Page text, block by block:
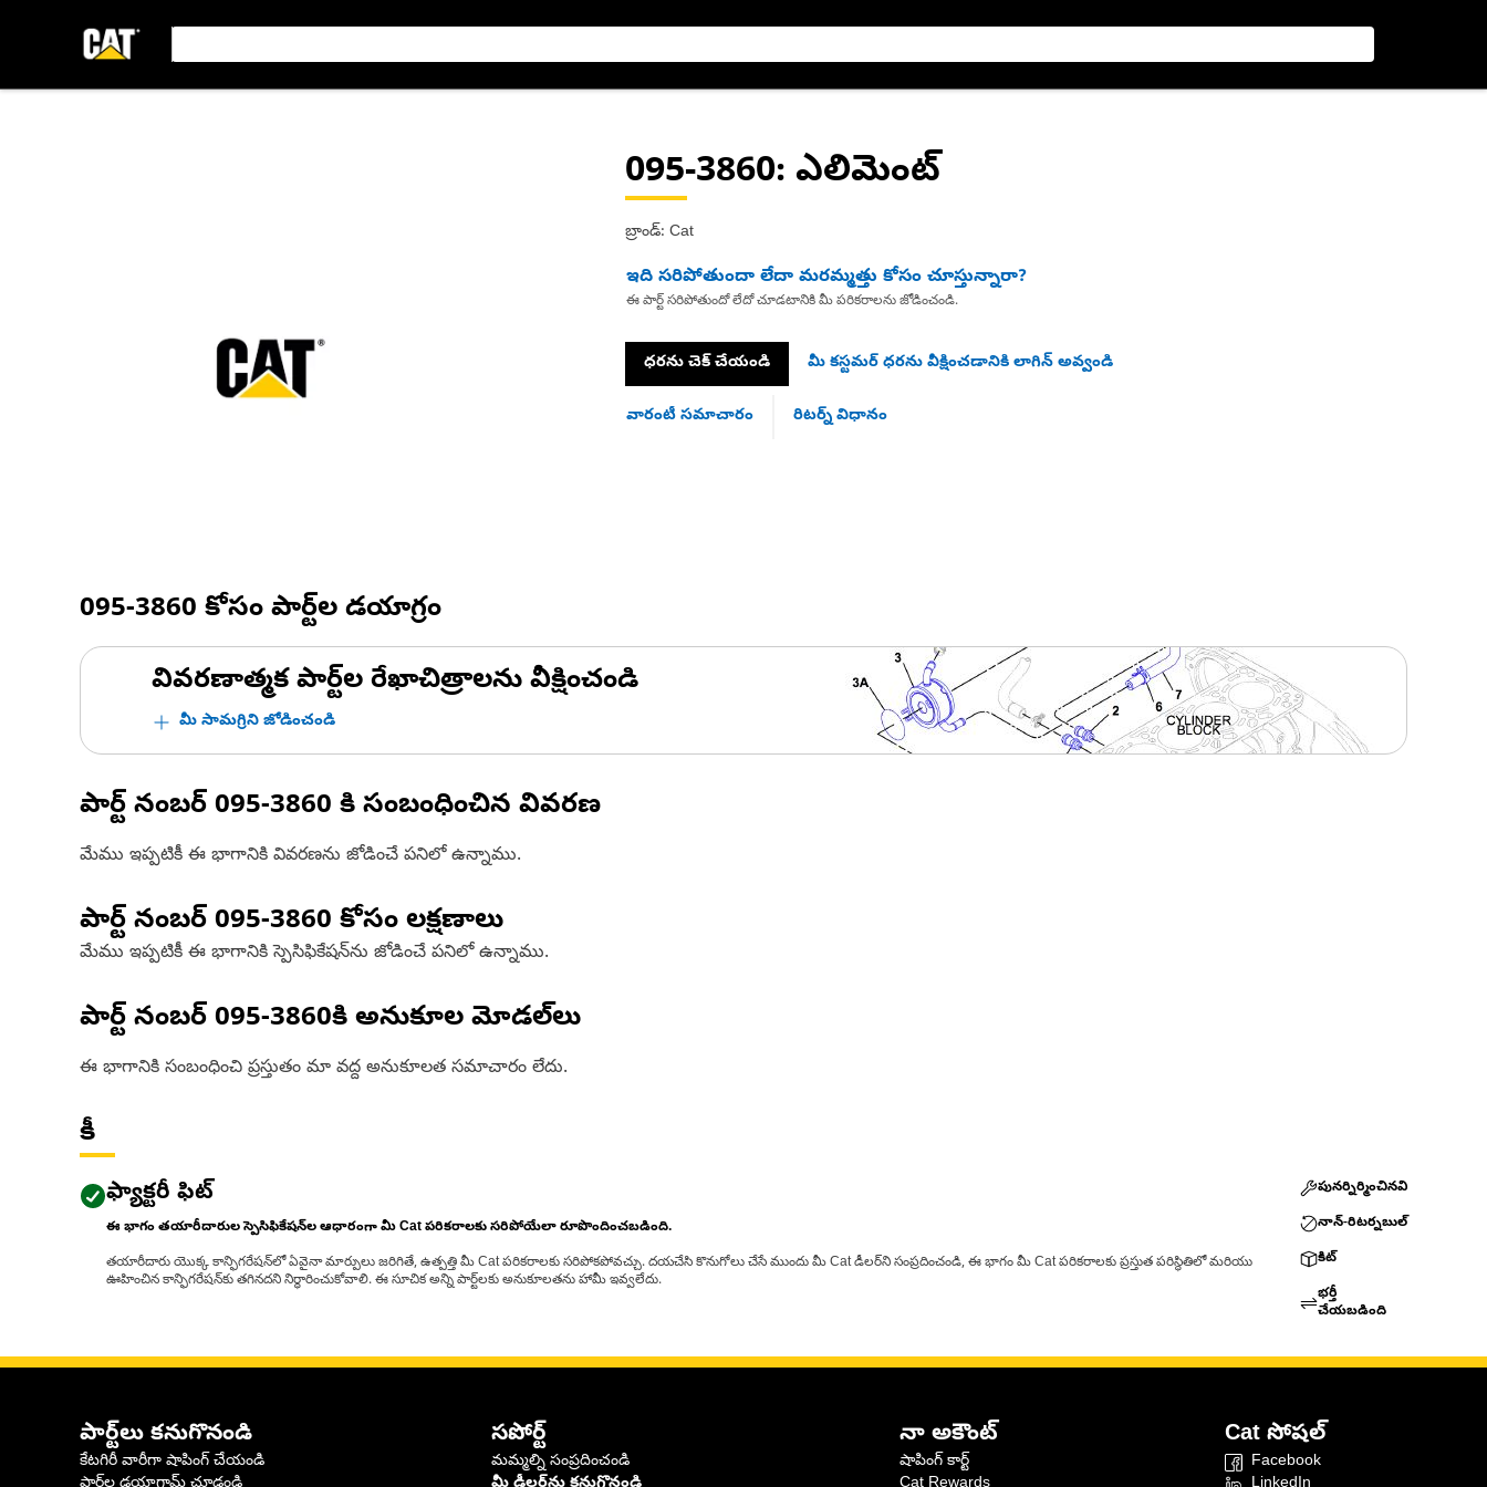
095-3860: ఎలిమెంట్
బ్రాండ్: Cat
ఇది సరిపోతుందా లేదా మరమ్మత్తు కోసం చూస్తున్నారా?
ఈ పార్ట్ సరిపోతుందో లేదో చూడటానికి మీ పరికరాలను జోడించండి.
ధరను చెక్ చేయండి మీ కస్టమర్ ధరను వీక్షించడానికి లాగిన్ అవ్వండి
వారంటీ సమాచారం రిటర్న్ విధానం
095-3860 కోసం పార్ట్‌ల డయాగ్రం
వివరణాత్మక పార్ట్‌ల రేఖాచిత్రాలను వీక్షించండి
మీ సామగ్రిని జోడించండి
పార్ట్ నంబర్ 095-3860 కి సంబంధించిన వివరణ
మేము ఇప్పటికీ ఈ భాగానికి వివరణను జోడించే పనిలో ఉన్నాము.
పార్ట్ నంబర్ 095-3860 కోసం లక్షణాలు
మేము ఇప్పటికీ ఈ భాగానికి స్పెసిఫికేషన్‌ను జోడించే పనిలో ఉన్నాము.
పార్ట్ నంబర్ 095-3860కి అనుకూల మోడల్‌లు
ఈ భాగానికి సంబంధించి ప్రస్తుతం మా వద్ద అనుకూలత సమాచారం లేదు.
కీ
ఫ్యాక్టరీ ఫిట్
ఈ భాగం తయారీదారుల స్పెసిఫికేషన్‌ల ఆధారంగా మీ Cat పరికరాలకు సరిపోయేలా రూపొందించబడింది.
తయారీదారు యొక్క కాన్ఫిగరేషన్‌లో ఏవైనా మార్పులు జరిగితే, ఉత్పత్తి మీ Cat పరికరాలకు సరిపోకపోవచ్చు. దయచేసి కొనుగోలు చేసే ముందు మీ Cat డీలర్‌ని సంప్రదించండి, ఈ భాగం మీ Cat పరికరాలకు ప్రస్తుత పరిస్థితిలో మరియు
ఊహించిన కాన్ఫిగరేషన్‌కు తగినదని నిర్ధారించుకోవాలి. ఈ సూచిక అన్ని పార్ట్‌లకు అనుకూలతను హామీ ఇవ్వలేదు.
పునర్నిర్మించినవి
నాన్-రిటర్నబుల్
కిట్
భర్తీ
చేయబడింది
పార్ట్‌లు కనుగొనండి
కేటగిరీ వారీగా షాపింగ్ చేయండి
సపోర్ట్
మమ్మల్ని సంప్రదించండి
నా అకౌంట్
షాపింగ్ కార్ట్
Cat సోషల్
Facebook